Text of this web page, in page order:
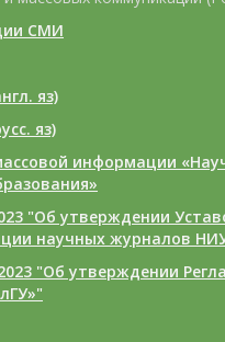
СМИ
яз)
яз)
информации
"Об утверждении
научных журналов
"Об утверждении